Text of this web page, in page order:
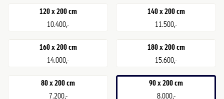
120 x 200 cm
10.400,-
140 x 200 cm
11.500,-
160 x 200 cm
14.000,-
180 x 200 cm
15.600,-
80 x 200 cm
7.200,-
90 x 200 cm
8.000,-